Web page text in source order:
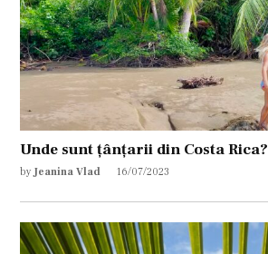
Unde sunt țânțarii din Costa Rica?
by Jeanina Vlad 16/07/2023